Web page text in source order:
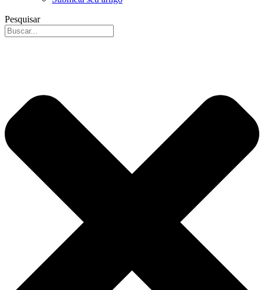
Pesquisar